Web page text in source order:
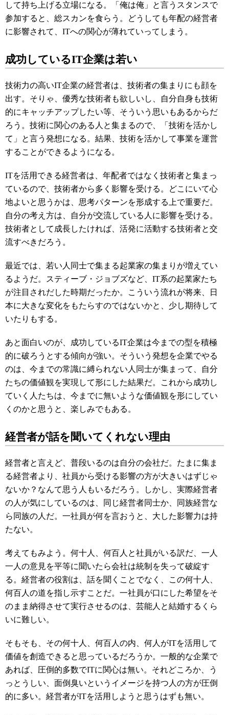
して持ち上げる立場になる。「俺は俺」と言うスタンスで
参加すると、総スカンを食らう。どうしても年配の経営者
に影響されて、ITへの関心が薄れていってしまう。
成功しているIT企業は若い
技術力の高いIT企業の経営者は、技術者の集まりにも顔を
出す。そりゃ、優秀な技術者も欲しいし、自分自身も技術
的にキャッチアップしたい等、そういう思いもあるからだ
ろう。技術に関心のある人と集まるので、「技術を活かし
て」と言う発想になる。結果、技術を活かして事業を運営
することができるようになる。
ITを活用できる経営者は、年配者ではなく技術者と集まっ
ているので、技術者から多く影響を受ける。どこにいて心
地よいと思うかは、思考パターンを形成する上で重要だ。
自分の考え方は、自分が交流している人に影響を受ける。
技術者として成長したければ、活発に活動する技術者と交
流すべきだろう。
最近では、若い人同士で集まる起業家の集まりが増えてい
るようだ。スティーブ・ジョブズなど、IT系の起業家たち
が注目されだした時期だったか。こういう流れが将来、日
本に大きな変化をもたらすのではないかと、少し期待して
いたりもする。
あと面白いのが、成功しているIT企業は今までの型を積極
的に破ろうとする傾向が強い。そういう発想を企業でやる
のは、今までの常識に縛られない人同士が集まって、自分
たちの価値観を実現して形にした結果だ。これから成功し
ていく人たちは、今までに無いような価値観を形にしてい
くのかと思うと、楽しみでもある。
経営者が話を聞いてくれない理由
経営者と言えど、普段いるのは自分の会社だ。たまに集ま
る経営者より、社員から受ける影響の方が大きいはずじゃ
ないか？なんて思う人もいるだろう。しかし、実際経営者
の人が気にしているのは、同じ経営者同士か、同族経営な
ら同族の人だ。一社員が何を言おうと、大した影響力は持
たない。
考えてもみよう。何十人、何百人と社員がいる訳だ、一人
一人の意見を平等に聞いたら会社は統制を失って破綻す
る。経営者の役割は、話を聞くことでなく、この何十人、
何百人の道を指し示すことだ。一社員が口にした希望をそ
のまま納得させて実行させるのは、芸能人と結婚するくら
いに難しい。
そもそも、その何十人、何百人の内、何人がITを活用して
価値を創造できると思っているだろうか。一般的な企業で
あれば、圧倒的多数でITに関心は無い。それどころか、う
っとうしい、面倒臭いというイメージを持つ人の方が圧倒
的に多い。経営者がITを活用しようと思うはずも無い。